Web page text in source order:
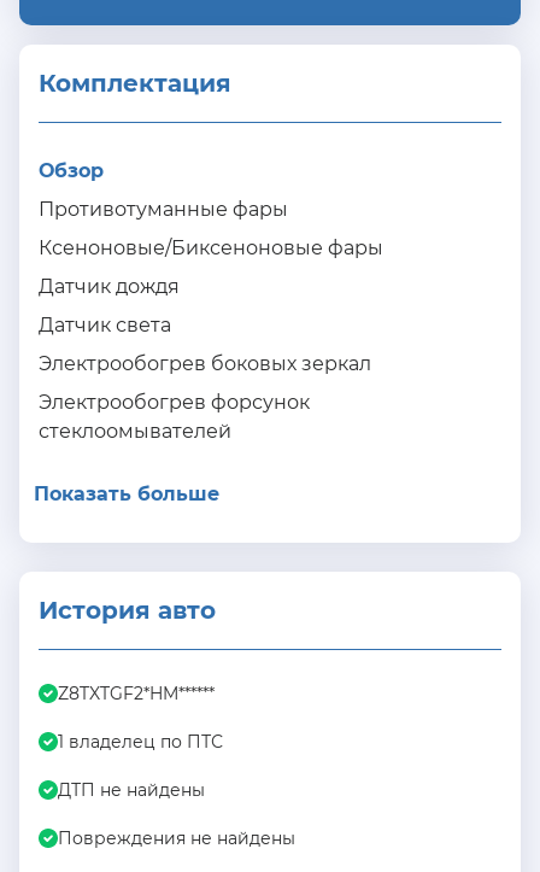
Комплектация
Обзор
Противотуманные фары
Ксеноновые/Биксеноновые фары
Датчик дождя
Датчик света
Электрообогрев боковых зеркал
Электрообогрев форсунок
стеклоомывателей
Показать больше
История авто
Z8TXTGF2*HM******
1 владелец по ПТС
ДТП не найдены
Повреждения не найдены